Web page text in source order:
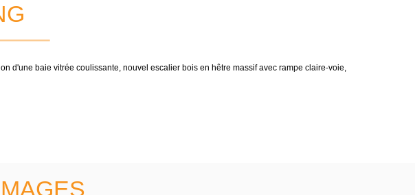
d'une baie vitrée coulissante, nouvel escalier bois en hêtre massif avec rampe claire-voie,